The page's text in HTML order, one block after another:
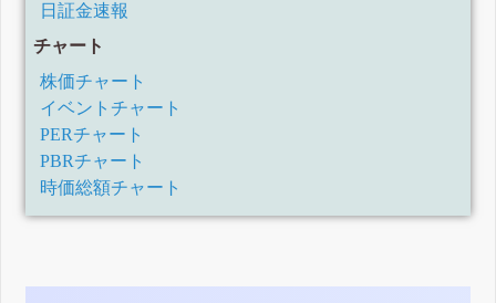
日証金速報
チャート
株価チャート
イベントチャート
PERチャート
PBRチャート
時価総額チャート